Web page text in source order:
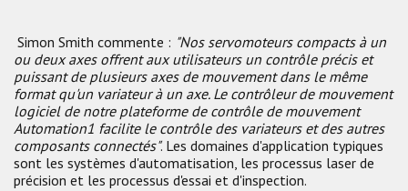
Simon Smith commente : "Nos servomoteurs compacts à un
ou deux axes offrent aux utilisateurs un contrôle précis et
puissant de plusieurs axes de mouvement dans le même
format qu'un variateur à un axe. Le contrôleur de mouvement
logiciel de notre plateforme de contrôle de mouvement
Automation1 facilite le contrôle des variateurs et des autres
composants connectés". Les domaines d'application typiques
sont les systèmes d'automatisation, les processus laser de
précision et les processus d'essai et d'inspection.